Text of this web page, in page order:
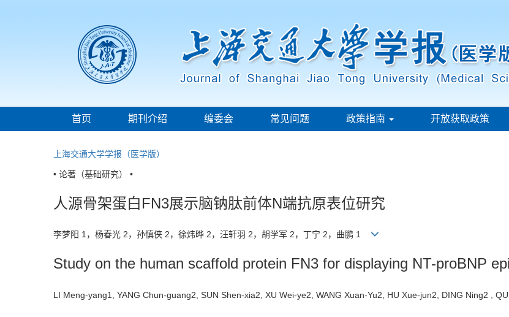
首页 期刊介绍 编委会 常见问题 政策指南 开放获取政策
上海交通大学学报（医学版）
• 论著（基础研究） •
人源骨架蛋白FN3展示脑钠肽前体N端抗原表位研究
李梦阳 1，杨春光 2，孙慎侠 2，徐炜晔 2，汪轩羽 2，胡学军 2，丁宁 2，曲鹏 1
Study on the human scaffold protein FN3 for displaying NT-proBNP
LI Meng-yang1, YANG Chun-guang2, SUN Shen-xia2, XU Wei-ye2, WANG Xuan-Yu2, HU Xue-jun2, DING Ning2 ,